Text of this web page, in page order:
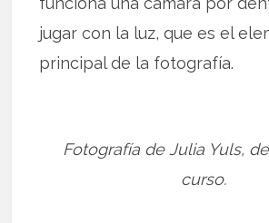
jugar con la luz, que es el
principal de la fotografía.
Fotografía de Julia Yuls,
curso.